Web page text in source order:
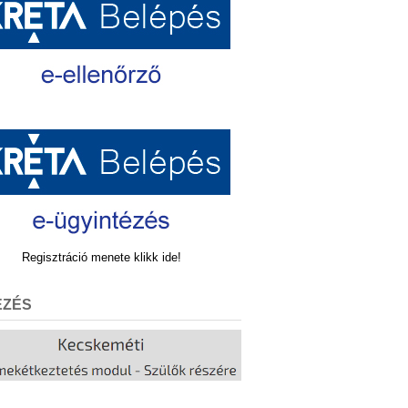
Regisztráció menete klikk ide!